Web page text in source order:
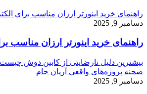
راهنمای خرید اینورتر ارزان مناسب برای
دسامبر 9, 2025
راهنمای خرید اینورتر ارزان مناسب
بیشترین دلیل نارضایتی از کابین دوش
صحنه پروژه‌های واقعی آریان جام
دسامبر 9, 2025